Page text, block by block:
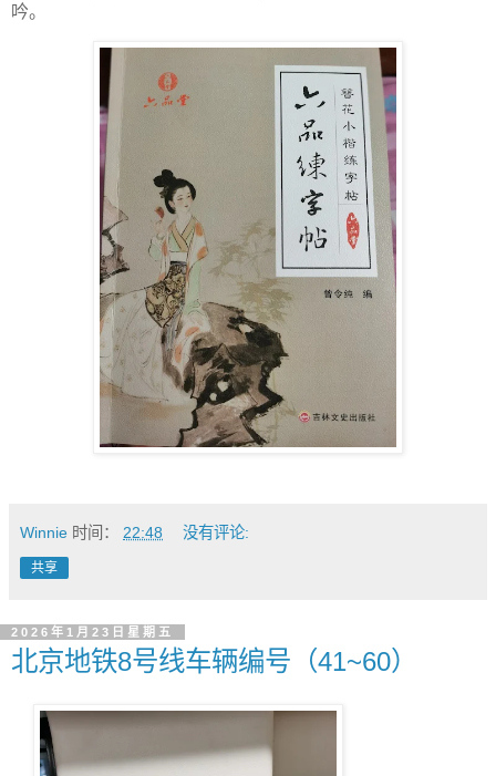
吟。
Winnie 时间： 22:48 没有评论:
共享
2026年1月23日星期五
北京地铁8号线车辆编号（41~60）